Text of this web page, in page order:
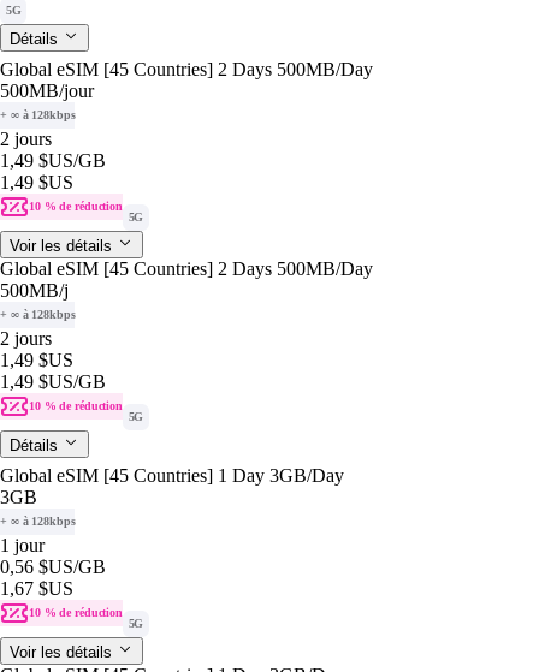
5G
Détails
Global eSIM [45 Countries] 2 Days 500MB/Day
500MB/jour
+ ∞ à 128kbps
2 jours
1,49 $US/GB
1,49 $US
10 % de réduction
5G
Voir les détails
Global eSIM [45 Countries] 2 Days 500MB/Day
500MB/j
+ ∞ à 128kbps
2 jours
1,49 $US
1,49 $US/GB
10 % de réduction
5G
Détails
Global eSIM [45 Countries] 1 Day 3GB/Day
3GB
+ ∞ à 128kbps
1 jour
0,56 $US/GB
1,67 $US
10 % de réduction
5G
Voir les détails